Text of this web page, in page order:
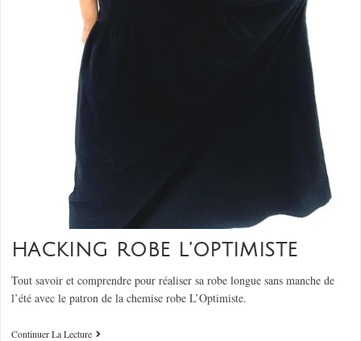
HACKING ROBE L’OPTIMISTE
Tout savoir et comprendre pour réaliser sa robe longue sans manche de
l’été avec le patron de la chemise robe L’Optimiste.
Continuer La Lecture